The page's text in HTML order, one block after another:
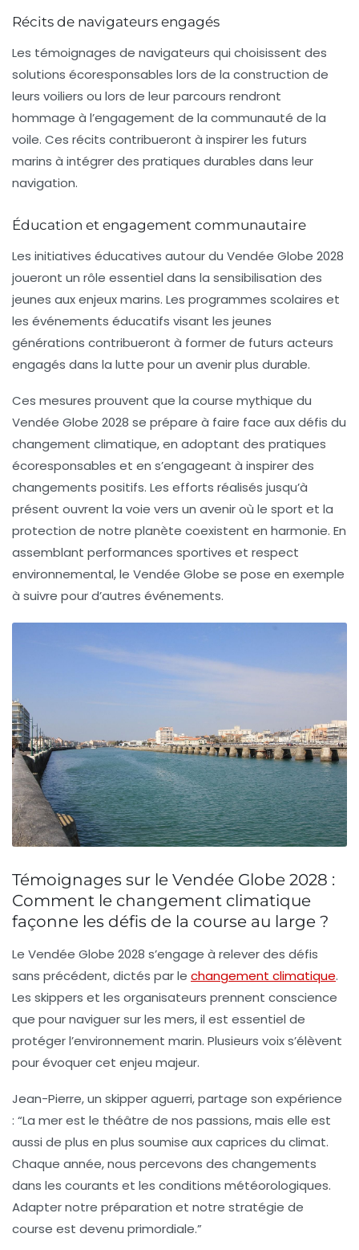
Récits de navigateurs engagés
Les témoignages de navigateurs qui choisissent des
solutions écoresponsables lors de la construction de
leurs voiliers ou lors de leur parcours rendront
hommage à l’engagement de la communauté de la
voile. Ces récits contribueront à inspirer les futurs
marins à intégrer des pratiques durables dans leur
navigation.
Éducation et engagement communautaire
Les initiatives éducatives autour du Vendée Globe 2028
joueront un rôle essentiel dans la sensibilisation des
jeunes aux enjeux marins. Les programmes scolaires et
les événements éducatifs visant les jeunes
générations contribueront à former de futurs acteurs
engagés dans la lutte pour un avenir plus durable.
Ces mesures prouvent que la course mythique du
Vendée Globe 2028 se prépare à faire face aux défis du
changement climatique, en adoptant des pratiques
écoresponsables et en s’engageant à inspirer des
changements positifs. Les efforts réalisés jusqu’à
présent ouvrent la voie vers un avenir où le sport et la
protection de notre planète coexistent en harmonie. En
assemblant performances sportives et respect
environnemental, le Vendée Globe se pose en exemple
à suivre pour d’autres événements.
Témoignages sur le Vendée Globe 2028 :
Comment le changement climatique
façonne les défis de la course au large ?
Le Vendée Globe 2028 s’engage à relever des défis
sans précédent, dictés par le changement climatique.
Les skippers et les organisateurs prennent conscience
que pour naviguer sur les mers, il est essentiel de
protéger l’environnement marin. Plusieurs voix s’élèvent
pour évoquer cet enjeu majeur.
Jean-Pierre, un skipper aguerri, partage son expérience
: “La mer est le théâtre de nos passions, mais elle est
aussi de plus en plus soumise aux caprices du climat.
Chaque année, nous percevons des changements
dans les courants et les conditions météorologiques.
Adapter notre préparation et notre stratégie de
course est devenu primordiale.”